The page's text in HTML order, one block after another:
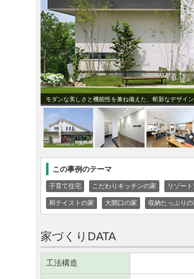
モダンな美しさと機能性を兼ね備えた、斬新なデザイ
この事例のテーマ
子育て住宅 こだわりキッチンの家 リゾー
和テイストの家 大開口の家 収納たっぷりの
家づくりDATA
工法構造